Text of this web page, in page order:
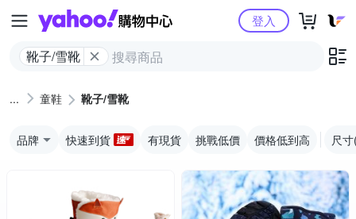
Yahoo購物中心
靴子/雪靴
登入
童鞋 靴子/雪靴
品牌 快速到貨 有現貨 挑戰低價 價格低到高 尺